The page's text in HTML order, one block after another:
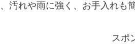
汚れや雨に強く、お手入れも
スポ